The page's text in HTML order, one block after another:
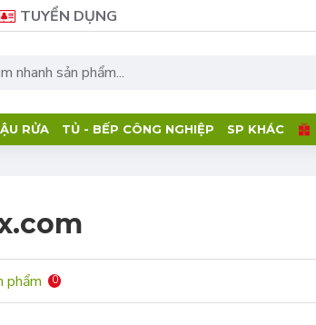
TUYỂN DỤNG
RỬA TỦ - BẾP CÔNG NGHIỆP SP KHÁC
phẩm 0